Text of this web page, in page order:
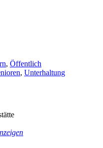
, Öffentlich
, Unterhaltung